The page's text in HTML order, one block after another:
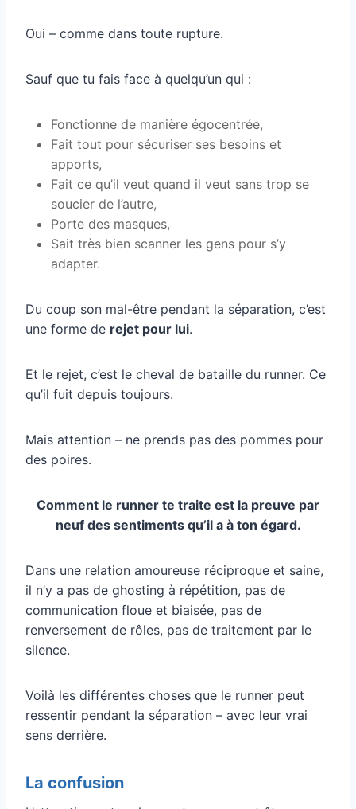
Oui – comme dans toute rupture.
Sauf que tu fais face à quelqu’un qui :
Fonctionne de manière égocentrée,
Fait tout pour sécuriser ses besoins et
apports,
Fait ce qu’il veut quand il veut sans trop se
soucier de l’autre,
Porte des masques,
Sait très bien scanner les gens pour s’y
adapter.
Du coup son mal-être pendant la séparation, c’est
une forme de rejet pour lui.
Et le rejet, c’est le cheval de bataille du runner. Ce
qu’il fuit depuis toujours.
Mais attention – ne prends pas des pommes pour
des poires.
Comment le runner te traite est la preuve par
neuf des sentiments qu’il a à ton égard.
Dans une relation amoureuse réciproque et saine,
il n’y a pas de ghosting à répétition, pas de
communication floue et biaisée, pas de
renversement de rôles, pas de traitement par le
silence.
Voilà les différentes choses que le runner peut
ressentir pendant la séparation – avec leur vrai
sens derrière.
La confusion